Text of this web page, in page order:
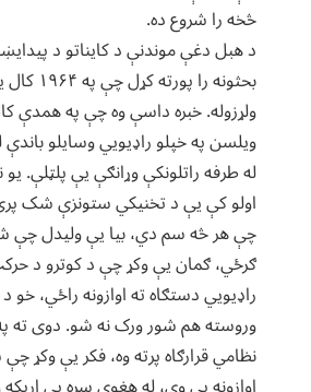
څخه را شروع ده.
د هبل دغې موندنې د کایناتو د
بحثونه را
ولړزوله. خبره داسې وه چې په همدې
ویلسن په خپلو راډیويي وسایلو
له طرفه راتلونکې وړانګې یې پلټلې. یو
اولو کې یې د تخنیکي ستونزې شک
چې هر څه سم دي، بیا یې ولیدل چې
ګرځي، ګمان یې وکړ چې د کوترو د
راډیويي دستګاه ته اوازونه راځي، خو
نظامي قرارګاه پرته وه، فکر یې وکړ